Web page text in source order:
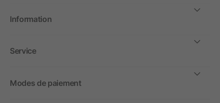
Information
Service
Modes de paiement